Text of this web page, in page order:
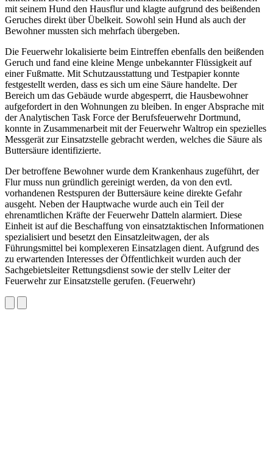
mit seinem Hund den Hausflur und klagte aufgrund des beißenden
Geruches direkt über Übelkeit. Sowohl sein Hund als auch der
Bewohner mussten sich mehrfach übergeben.
Die Feuerwehr lokalisierte beim Eintreffen ebenfalls den beißenden
Geruch und fand eine kleine Menge unbekannter Flüssigkeit auf
einer Fußmatte. Mit Schutzausstattung und Testpapier konnte
festgestellt werden, dass es sich um eine Säure handelte. Der
Bereich um das Gebäude wurde abgesperrt, die Hausbewohner
aufgefordert in den Wohnungen zu bleiben. In enger Absprache mit
der Analytischen Task Force der Berufsfeuerwehr Dortmund,
konnte in Zusammenarbeit mit der Feuerwehr Waltrop ein spezielles
Messgerät zur Einsatzstelle gebracht werden, welches die Säure als
Buttersäure identifizierte.
Der betroffene Bewohner wurde dem Krankenhaus zugeführt, der
Flur muss nun gründlich gereinigt werden, da von den evtl.
vorhandenen Restspuren der Buttersäure keine direkte Gefahr
ausgeht. Neben der Hauptwache wurde auch ein Teil der
ehrenamtlichen Kräfte der Feuerwehr Datteln alarmiert. Diese
Einheit ist auf die Beschaffung von einsatztaktischen Informationen
spezialisiert und besetzt den Einsatzleitwagen, der als
Führungsmittel bei komplexeren Einsatzlagen dient. Aufgrund des
zu erwartenden Interesses der Öffentlichkeit wurden auch der
Sachgebietsleiter Rettungsdienst sowie der stellv Leiter der
Feuerwehr zur Einsatzstelle gerufen. (Feuerwehr)